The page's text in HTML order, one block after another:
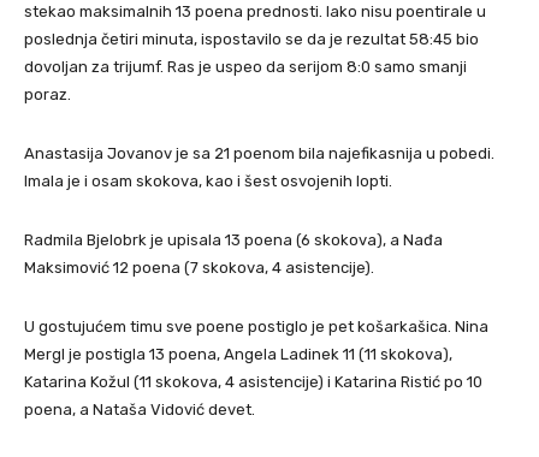
stekao maksimalnih 13 poena prednosti. Iako nisu poentirale u
poslednja četiri minuta, ispostavilo se da je rezultat 58:45 bio
dovoljan za trijumf. Ras je uspeo da serijom 8:0 samo smanji
poraz.
Anastasija Jovanov je sa 21 poenom bila najefikasnija u pobedi.
Imala je i osam skokova, kao i šest osvojenih lopti.
Radmila Bjelobrk je upisala 13 poena (6 skokova), a Nađa
Maksimović 12 poena (7 skokova, 4 asistencije).
U gostujućem timu sve poene postiglo je pet košarkašica. Nina
Mergl je postigla 13 poena, Angela Ladinek 11 (11 skokova),
Katarina Kožul (11 skokova, 4 asistencije) i Katarina Ristić po 10
poena, a Nataša Vidović devet.